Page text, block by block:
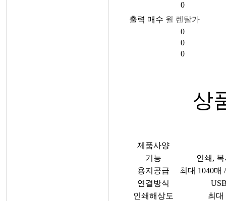
0
출력 매수 월 렌탈가
0
0
0
상
제품사양
기능
인쇄,
용지공급
최대 1040매
연결방식
인쇄해상도
최대